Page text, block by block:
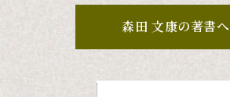
森田 文康の著書へ